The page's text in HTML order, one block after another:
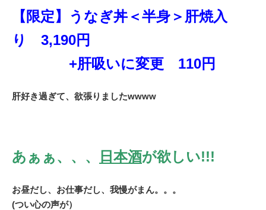
【限定】うなぎ丼＜半身＞肝焼入
り 3,190円
+肝吸いに変更 110円
肝好き過ぎて、欲張りましたwwww
あぁぁ、、、 日本酒が欲しい!!!
お昼だし、お仕事だし、我慢がまん。。。
(つい心の声が）